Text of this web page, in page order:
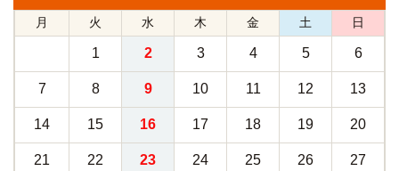
月 火 水 木 金 土 日
1 2 3 4 5 6
7 8 9 10 11 12 13
14 15 16 17 18 19 20
21 22 23 24 25 26 27